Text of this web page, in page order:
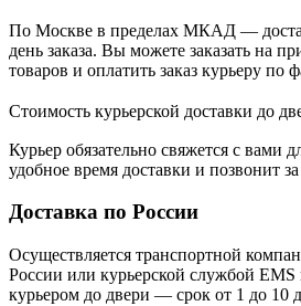
По Москве в пределах МКАД —
день заказа. Вы можете заказать на
товаров и оплатить заказ курьеру по
Стоимость курьерской доставки до
Курьер обязательно свяжется с вами
удобное время доставки и позвонит
Доставка по России
Осуществляется транспортной
России или курьерской службой
курьером до двери — срок от 1 до 10